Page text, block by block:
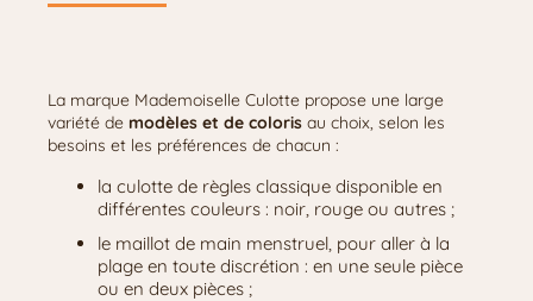
La marque Mademoiselle Culotte propose une large
variété de modèles et de coloris au choix, selon les
besoins et les préférences de chacun :
la culotte de règles classique disponible en
différentes couleurs : noir, rouge ou autres ;
le maillot de main menstruel, pour aller à la
plage en toute discrétion : en une seule pièce
ou en deux pièces ;